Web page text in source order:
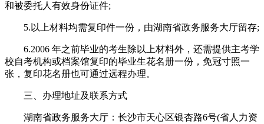
和被委托人有效身份证件;
5.以上材料均需复印件一份，由湖南省政务服务大厅留存;
6.2006 年之前毕业的考生除以上材料外，还需提供主考学
校自考机构或档案馆复印的毕业生花名册一份，免冠寸照一
张，复印花名册也可通过远程办理。
三、办理地址及联系方式
湖南省政务服务大厅：长沙市天心区银杏路6号(省人力资